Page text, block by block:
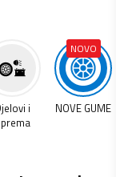
i
NOVO
NOVE GUME